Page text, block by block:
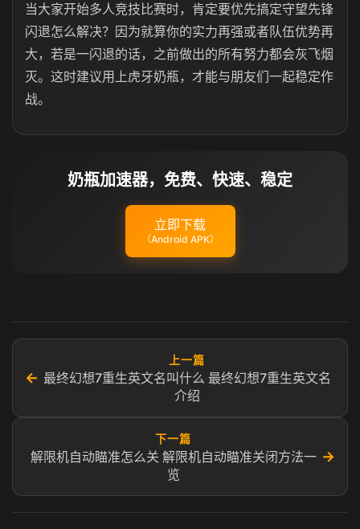
当大家开始多人竞技比赛时，肯定要优先搞定守望先锋
闪退怎么解决？因为就算你的实力再强或者队伍优势再
大，若是一闪退的话，之前做出的所有努力都会灰飞烟
灭。这时建议用上虎牙奶瓶，才能与朋友们一起稳定作
战。
奶瓶加速器，免费、快速、稳定
立即下载
（Android APK）
←
上一篇
最终幻想7重生英文名叫什么 最终幻想7重生英文名
介绍
下一篇
解限机自动瞄准怎么关 解限机自动瞄准关闭方法一
览
→